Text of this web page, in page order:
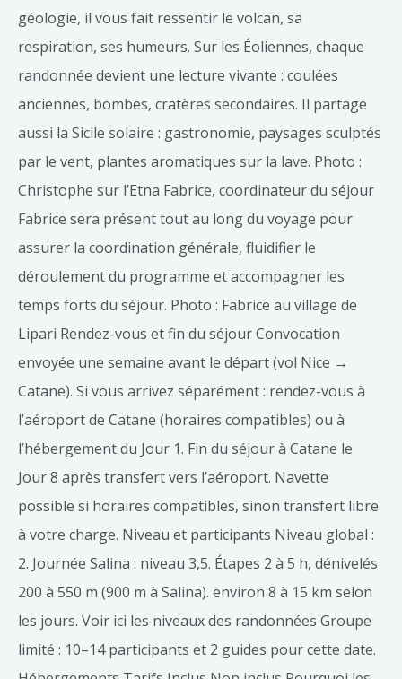
géologie, il vous fait ressentir le volcan, sa
respiration, ses humeurs. Sur les Éoliennes, chaque
randonnée devient une lecture vivante : coulées
anciennes, bombes, cratères secondaires. Il partage
aussi la Sicile solaire : gastronomie, paysages sculptés
par le vent, plantes aromatiques sur la lave. Photo :
Christophe sur l’Etna Fabrice, coordinateur du séjour
Fabrice sera présent tout au long du voyage pour
assurer la coordination générale, fluidifier le
déroulement du programme et accompagner les
temps forts du séjour. Photo : Fabrice au village de
Lipari Rendez-vous et fin du séjour Convocation
envoyée une semaine avant le départ (vol Nice →
Catane). Si vous arrivez séparément : rendez-vous à
l’aéroport de Catane (horaires compatibles) ou à
l’hébergement du Jour 1. Fin du séjour à Catane le
Jour 8 après transfert vers l’aéroport. Navette
possible si horaires compatibles, sinon transfert libre
à votre charge. Niveau et participants Niveau global :
2. Journée Salina : niveau 3,5. Étapes 2 à 5 h, dénivelés
200 à 550 m (900 m à Salina). environ 8 à 15 km selon
les jours. Voir ici les niveaux des randonnées Groupe
limité : 10–14 participants et 2 guides pour cette date.